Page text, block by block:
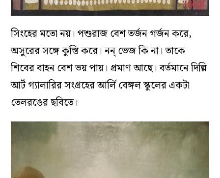
সিংহের মতো নয়। পশুরাজ বেশ তর্জন গর্জন করে,
অসুরের সঙ্গে কুস্তি করে। নন্ ভেজ কি না। তাকে
শিবের বাহন বেশ ভয় পায়। প্রমাণ আছে। বর্তমানে দিল্লি
আর্ট গ্যালারির সংগ্রহের আর্লি বেঙ্গল স্কুলের একটা
তেলরঙের ছবিতে।